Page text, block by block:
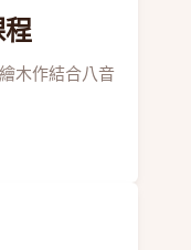
程
木作結合八音